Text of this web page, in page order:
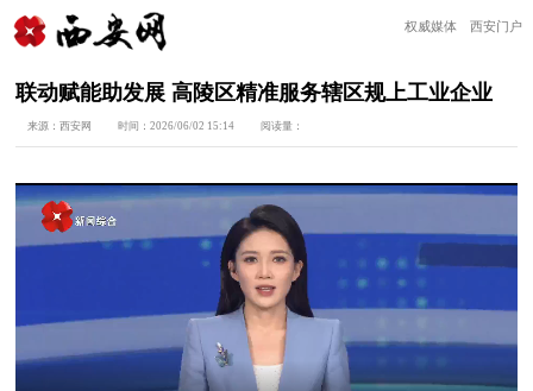
权威媒体 西安门户
联动赋能助发展 高陵区精准服务辖区规上工业企业
来源：西安网 时间：2026/06/02 15:14 阅读量：